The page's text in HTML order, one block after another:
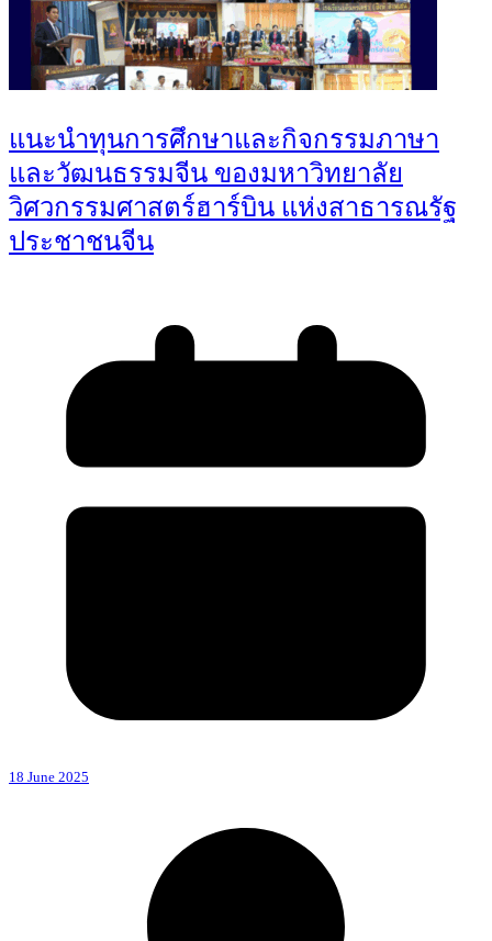
แนะนำทุนการศึกษาและกิจกรรมภาษา
และวัฒนธรรมจีน ของมหาวิทยาลัย
วิศวกรรมศาสตร์ฮาร์บิน แห่งสาธารณรัฐ
ประชาชนจีน
18 June 2025